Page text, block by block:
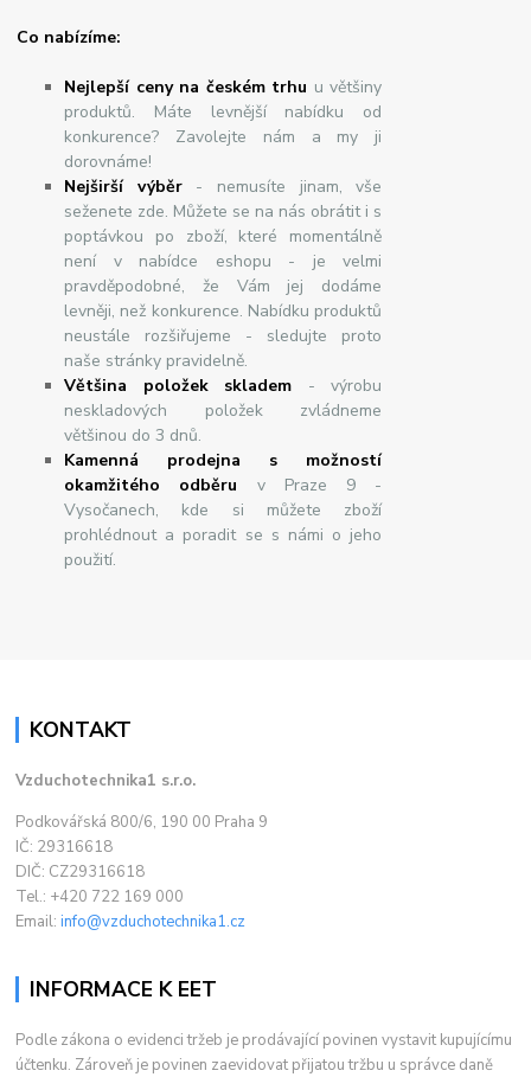
Co nabízíme:
Nejlepší ceny na českém trhu u většiny
produktů. Máte levnější nabídku od
konkurence? Zavolejte nám a my ji
dorovnáme!
Nejširšívýběr- nemusíte jinam, vše
seženete zde. Můžete se na nás obrátit i s
poptávkou po zboží, které momentálně
není v nabídce eshopu - je velmi
pravděpodobné, že Vám jej dodáme
levněji, než konkurence. Nabídku produktů
neustále rozšiřujeme - sledujte proto
naše stránky pravidelně.
Většina položek skladem - výrobu
neskladových položek zvládneme
většinou do 3 dnů.
Kamenná prodejna s možností
okamžitého odběru v Praze 9 -
Vysočanech, kde si můžete zboží
prohlédnout a poradit se s námi o jeho
použití.
KONTAKT
Vzduchotechnika1 s.r.o.
Podkovářská 800/6, 190 00 Praha 9
IČ: 29316618
DIČ: CZ29316618
Tel.: +420 722 169 000
Email:info@vzduchotechnika1.cz
INFORMACE K EET
Podle zákona o evidenci tržeb je prodávající povinen vystavit kupujícímu
účtenku. Zároveň je povinen zaevidovat přijatou tržbu u správce daně